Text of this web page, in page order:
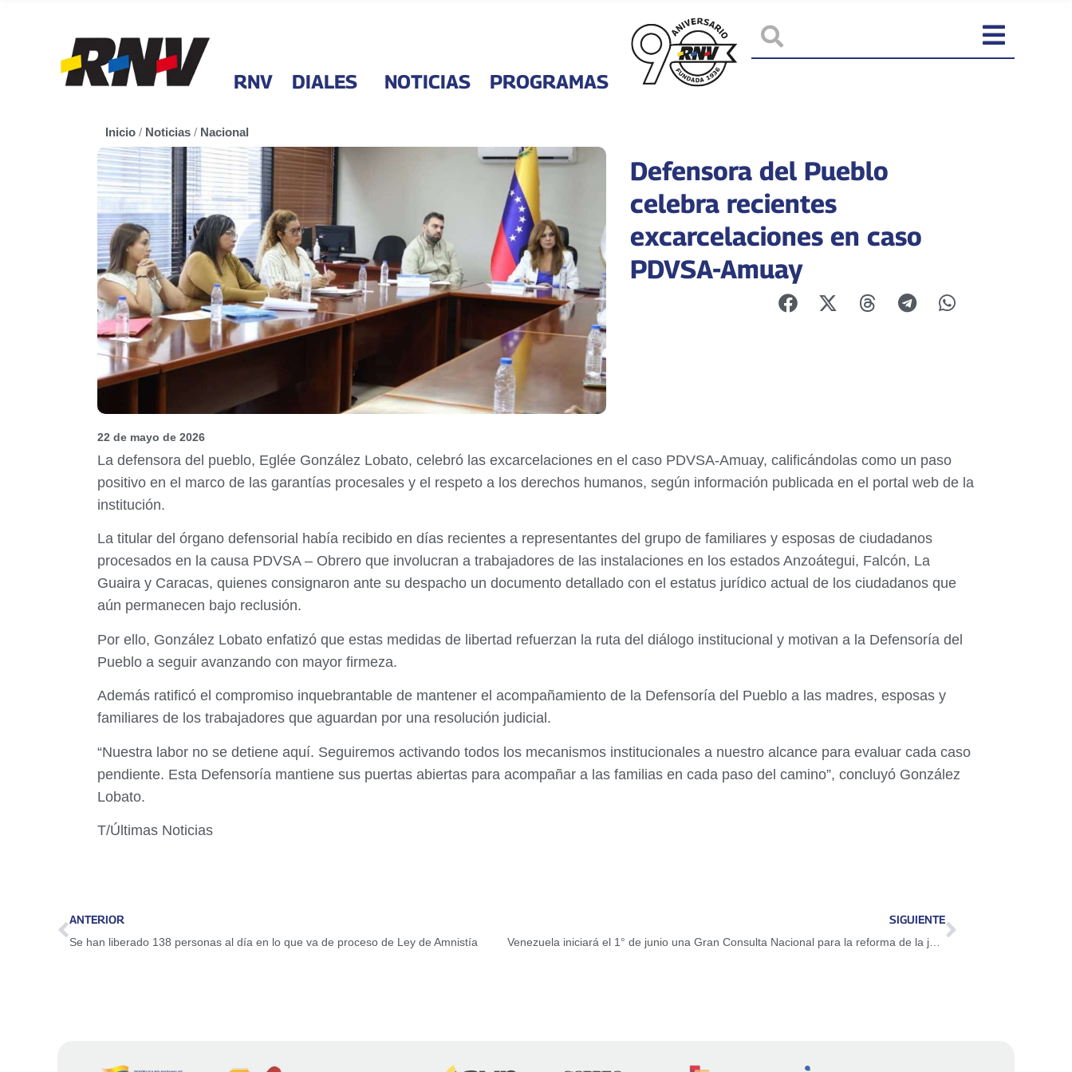
RNV DIALES NOTICIAS PROGRAMAS
Inicio / Noticias / Nacional
Defensora del Pueblo
celebra recientes
excarcelaciones en caso
PDVSA-Amuay
22 de mayo de 2026
La defensora del pueblo, Eglée González Lobato, celebró las excarcelaciones en el caso PDVSA-Amuay, calificándolas como un paso
positivo en el marco de las garantías procesales y el respeto a los derechos humanos, según información publicada en el portal web de la
institución.
La titular del órgano defensorial había recibido en días recientes a representantes del grupo de familiares y esposas de ciudadanos
procesados en la causa PDVSA – Obrero que involucran a trabajadores de las instalaciones en los estados Anzoátegui, Falcón, La
Guaira y Caracas, quienes consignaron ante su despacho un documento detallado con el estatus jurídico actual de los ciudadanos que
aún permanecen bajo reclusión.
Por ello, González Lobato enfatizó que estas medidas de libertad refuerzan la ruta del diálogo institucional y motivan a la Defensoría del
Pueblo a seguir avanzando con mayor firmeza.
Además ratificó el compromiso inquebrantable de mantener el acompañamiento de la Defensoría del Pueblo a las madres, esposas y
familiares de los trabajadores que aguardan por una resolución judicial.
“Nuestra labor no se detiene aquí. Seguiremos activando todos los mecanismos institucionales a nuestro alcance para evaluar cada caso
pendiente. Esta Defensoría mantiene sus puertas abiertas para acompañar a las familias en cada paso del camino”, concluyó González
Lobato.
T/Últimas Noticias
ANTERIOR
Se han liberado 138 personas al día en lo que va de proceso de Ley de Amnistía
SIGUIENTE
Venezuela iniciará el 1° de junio una Gran Consulta Nacional para la reforma de la justicia penal